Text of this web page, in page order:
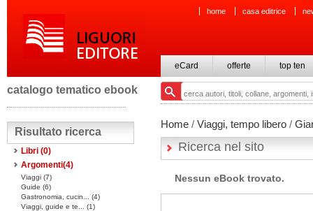
home casa editrice
eCard offerte top ten
catalogo tematico ebook
Risultato ricerca
Libri (0)
Argomenti(4)
Viaggi (7)
Guide (6)
Gastronomia, cucin... (4)
Viaggi, guide e te... (1)
Home / Viaggi, tempo libero /
Ricerca nel sito
Nessun eBook trovato.